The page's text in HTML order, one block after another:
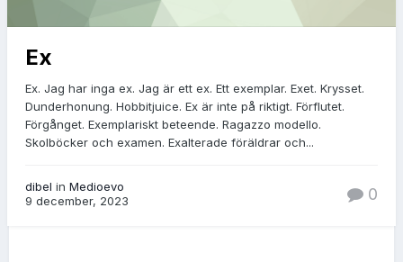
Ex
Ex. Jag har inga ex. Jag är ett ex. Ett exemplar. Exet. Krysset.
Dunderhonung. Hobbitjuice. Ex är inte på riktigt. Förflutet.
Förgånget. Exemplariskt beteende. Ragazzo modello.
Skolböcker och examen. Exalterade föräldrar och...
dibel in Medioevo
9 december, 2023
0